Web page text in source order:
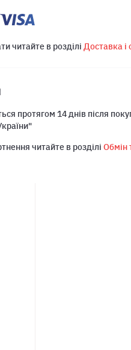
читайте в розділі Доставка і
протягом 14 днів після
читайте в розділі Обмін